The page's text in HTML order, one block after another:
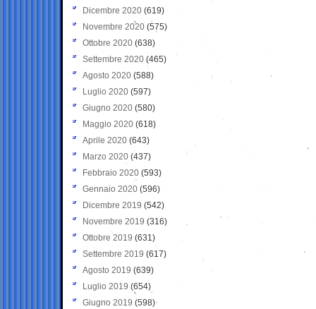
Dicembre 2020 (619)
Novembre 2020 (575)
Ottobre 2020 (638)
Settembre 2020(465)
Agosto 2020 (588)
Luglio 2020 (597)
Giugno 2020 (580)
Maggio 2020 (618)
Aprile 2020 (643)
Marzo 2020 (437)
Febbraio 2020 (593)
Gennaio 2020 (596)
Dicembre 2019 (542)
Novembre 2019 (316)
Ottobre 2019 (631)
Settembre 2019 (617)
Agosto 2019 (639)
Luglio 2019 (654)
Giugno 2019 (598)